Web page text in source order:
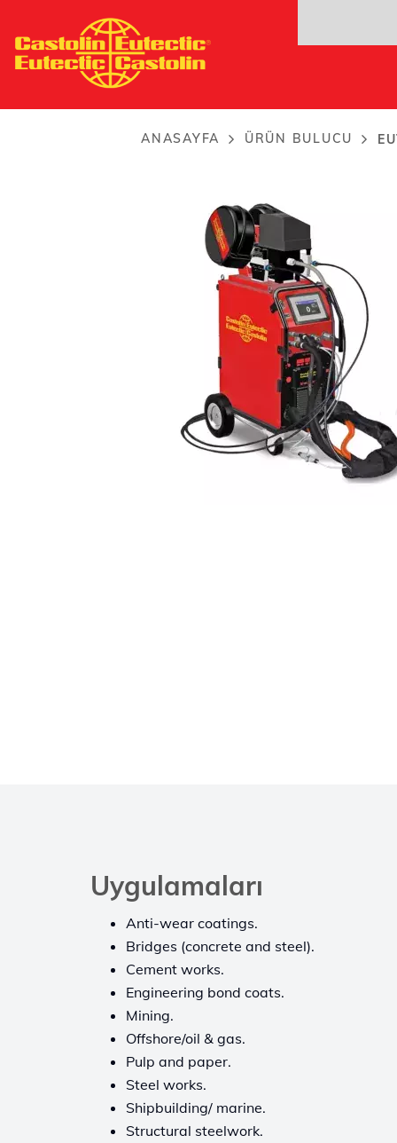
içeriğe
atla
EuTronic® Arc Spray
Twin Wire Arc Spray Technology
ANASAYFA ÜRÜN BULUCU
Uygulamaları
Anti-wear coatings.
Bridges (concrete and steel).
Cement works.
Engineering bond coats.
Mining.
Offshore/oil & gas.
Pulp and paper.
Steel works.
Shipbuilding/ marine.
Structural steelwork.